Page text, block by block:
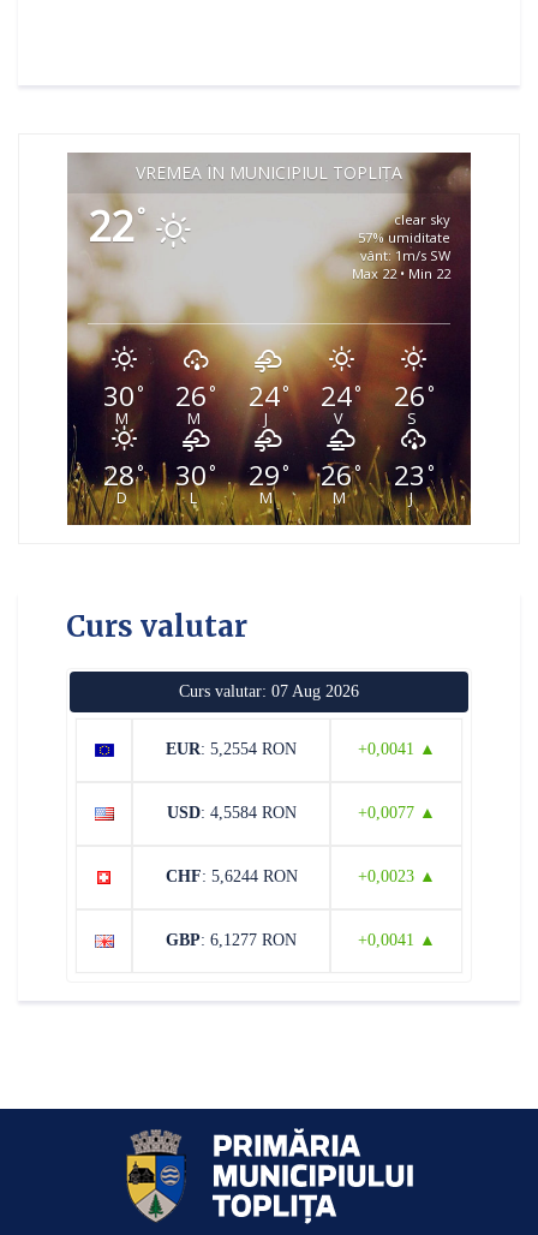
VREMEA ÎN MUNICIPIUL TOPLIȚA
22°
clear sky
57% umiditate
vânt: 1m/s SW
Max 22 • Min 22
30°
M
26°
M
24°
J
24°
V
26°
S
28°
D
30°
L
29°
M
26°
M
23 °
J
Curs valutar
Curs valutar: 07 Aug 2026
EUR: 5,2554 RON +0,0041 ▲
USD: 4,5584 RON +0,0077 ▲
CHF: 5,6244 RON +0,0023 ▲
GBP: 6,1277 RON +0,0041 ▲